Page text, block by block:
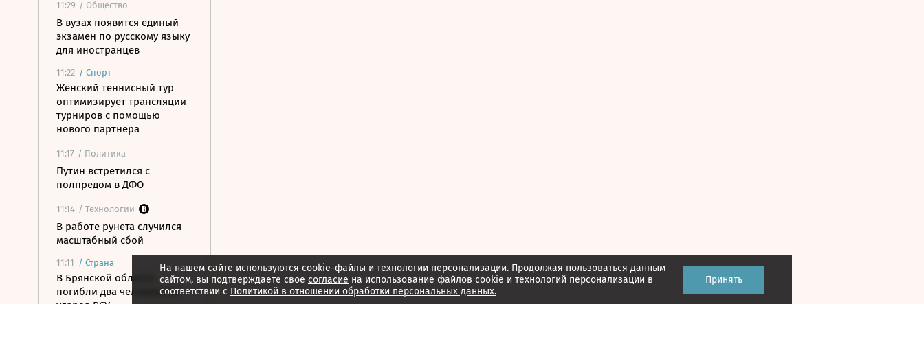
11:29 / Общество
В вузах появится единый
экзамен по русскому языку
для иностранцев
11:22 / Спорт
Женский теннисный тур
оптимизирует трансляции
турниров с помощью
нового партнера
11:17 / Политика
Путин встретился с
полпредом в ДФО
11:14 / Технологии
В работе рунета случился
масштабный сбой
11:11 / Страна
В Брянской области
погибли два человека от
ударов ВСУ
На нашем сайте используются cookie-файлы и технологии персонализации. Продолжая пользоваться данным
сайтом, вы подтверждаете свое согласие на использование файлов cookie и технологий персонализации в
соответствии с Политикой в отношении обработки персональных данных.
Принять